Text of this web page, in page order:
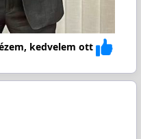
kedvelem ott